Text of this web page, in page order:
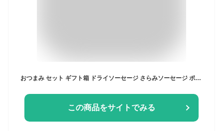
おつまみ セット ギフト箱 ドライソーセージ さらみソーセージ ポークジャーキー 牛タンジャーキー [箱入 4種から選べるおつまみ2点セット BY3] 熨斗対応 山形県 楯岡ハム サラミ 手土産 プレゼント メール便 YP 送料無料
この商品をサイトでみる